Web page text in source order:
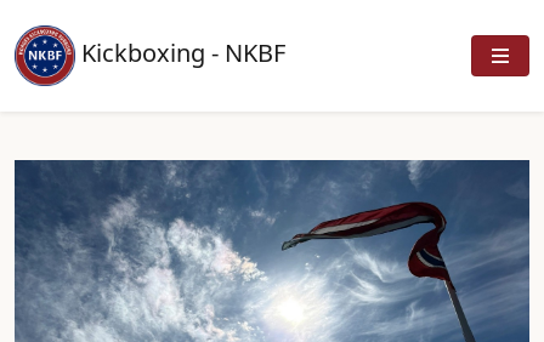
Kickboxing - NKBF